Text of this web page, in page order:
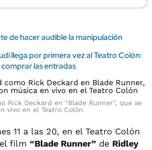
de hacer audible la manipulación
llega por primera vez al Teatro Colón:
las entradas
Rick Deckard en "Blade Runner", que se
vivo en el Teatro Colón
11 a las 20, en el Teatro Colón
film “Blade Runner” de Ridley